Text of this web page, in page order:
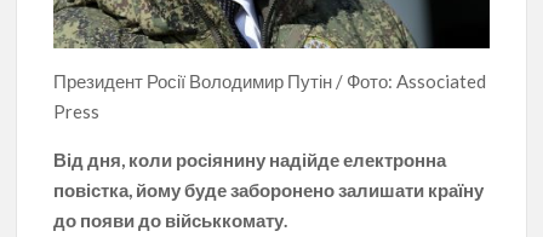
Президент Росії Володимир Путін / Фото: Associated
Press
Від дня, коли росіянину надійде електронна
повістка, йому буде заборонено залишати країну
до появи до військкомату.